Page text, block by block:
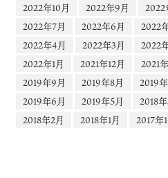
2022年10月
2022年9月
2022
2022年7月
2022年6月
2022
2022年4月
2022年3月
2022
2022年1月
2021年12月
2021
2019年9月
2019年8月
2019
2019年6月
2019年5月
2018
2018年2月
2018年1月 2017年